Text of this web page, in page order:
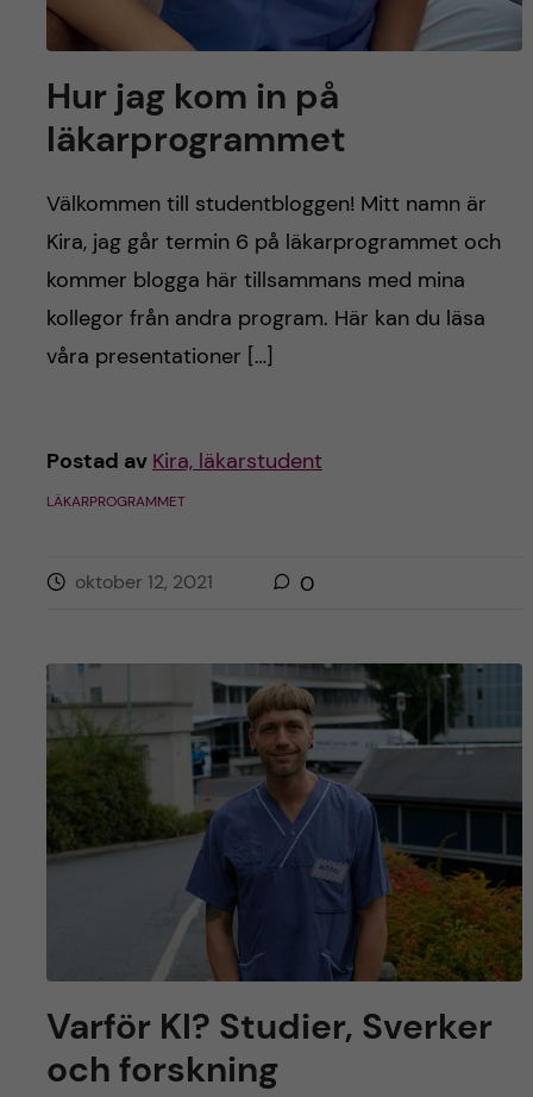
Hur jag kom in på
läkarprogrammet
Välkommen till studentbloggen! Mitt namn är
Kira, jag går termin 6 på läkarprogrammet och
kommer blogga här tillsammans med mina
kollegor från andra program. Här kan du läsa
våra presentationer […]
Postad av Kira, läkarstudent
LÄKARPROGRAMMET
oktober 12, 2021 0
Varför KI? Studier, Sverker
och forskning